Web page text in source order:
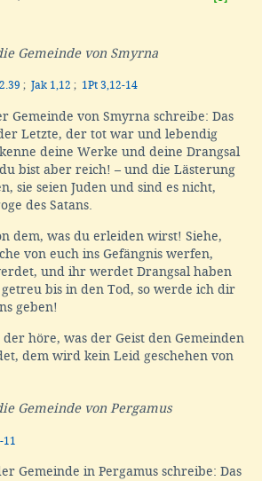
Gemeinde von Smyrna
; Jak 1,12 ; 1Pt 3,12-14
Gemeinde von Smyrna schreibe: Das
Letzte, der tot war und lebendig
deine Werke und deine Drangsal
bist aber reich! – und die Lästerung
sie seien Juden und sind es nicht,
des Satans.
dem, was du erleiden wirst! Siehe,
von euch ins Gefängnis werfen,
und ihr werdet Drangsal haben
getreu bis in den Tod, so werde ich dir
geben!
höre, was der Geist den Gemeinden
dem wird kein Leid geschehen von
Gemeinde von Pergamus
11
Gemeinde in Pergamus schreibe: Das